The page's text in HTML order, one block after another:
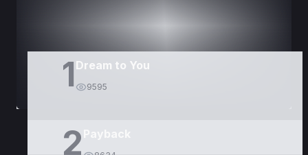
1 Dream to You
9595
2